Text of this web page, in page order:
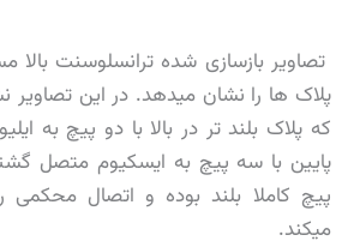
تصاویر بازسازی شده ترانسلوسنت
پلاک ها را نشان میدهد. در این
که پلاک بلند تر در بالا با دو پیچ به
پایین با سه پیچ به ایسکیوم متصل
پیچ کاملا بلند بوده و اتصال محکمی
میکند.